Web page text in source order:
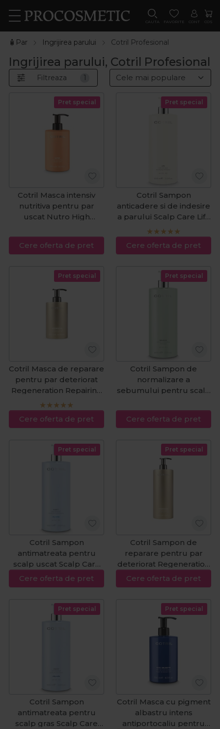
CAUTA FAVORITE CONT COS
🧴Par Ingrijirea parului Cotril Profesional
Ingrijirea parului, Cotril Profesional
Filtreaza 1
Pret special
Cotril Masca intensiv
nutritiva pentru par
uscat Nutro High
500ml
Cere oferta de pret
Pret special
Cotril Sampon
anticadere si de indesire
a parului Scalp Care Life
1000ml
Cere oferta de pret
Pret special
Cotril Masca de reparare
pentru par deteriorat
Regeneration Repairing
Treatment 500ml
Cere oferta de pret
Pret special
Cotril Sampon de
normalizare a
sebumului pentru scalp
1000ml
Cere oferta de pret
Pret special
Cotril Sampon
antimatreata pentru
scalp uscat Scalp Care
Purity Dry 1000ml
Cere oferta de pret
Pret special
Cotril Sampon de
reparare pentru par
deteriorat Regeneration
1000ml
Cere oferta de pret
Pret special
Cotril Sampon
antimatreata pentru
scalp gras Scalp Care
Pret special
Cotril Masca cu pigment
albastru intens
antiportocaliu pentru